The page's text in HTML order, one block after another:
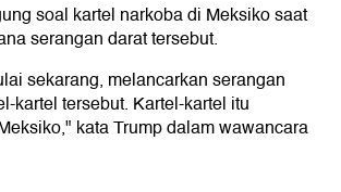
soal kartel narkoba di Meksiko saat
serangan darat tersebut.
sekarang, melancarkan serangan
kartel tersebut. Kartel-kartel itu
kata Trump dalam wawancara